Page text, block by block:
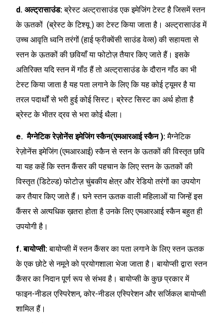
d. अल्ट्रासाउंड:ब्रेस्ट अल्ट्रासाउंड एक इमेजिंग टेस्ट है जिसमें स्तन
के ऊतकों (ब्रेस्ट के टिश्यू ) का टेस्ट किया जाता है। अल्ट्रासाउंड में
उच्च आवृति ध्वनि तरंगों (हाई फ्रीक्वेंसी साउंड वेव्स) की सहायता से
स्तन के ऊतकों की छवियाँ या फोटोज़ तैयार किए जाते हैं। इसके
अतिरिक्त यदि स्तन में गाँठ हैं तो अल्ट्रासाउंड के दौरान गाँठ का भी
टेस्ट किया जाता है यह पता लगाने के लिए कि यह कोई ट्यूमर है या
तरल पदार्थों से भरी हुई कोई सिस्ट। ब्रेस्ट सिस्ट का अर्थ होता है
ब्रेस्ट के भीतर द्रव से भरा कोई थैला।
e. मैग्नेटिक रेज़ोनेंस इमेजिंग स्कैन(एमआरआई स्कैन ):मैग्नेटिक
रेज़ोनेंस इमेजिंग (एमआरआई) स्कैन से स्तन के ऊतकों की विस्तृत छवि
या यह कहें कि स्तन कैंसर की पहचान के लिए स्तन के ऊतकों की
विस्तृत (डिटेल्ड) फोटोज़ चुंबकीय क्षेत्र और रेडियो तरंगों का उपयोग
कर तैयार किए जाते हैं। घने स्तन ऊतक वाली महिलाओं या जिन्हें इस
कैंसर से अत्यधिक ख़तरा होता है उनके लिए एमआरआई स्कैन बहुत ही
उपयोगी है।
f. बायोप्सी:बायोप्सी में स्तन कैंसर का पता लगाने के लिए स्तन ऊतक
के एक छोटे से नमूने को प्रयोगशाला भेजा जाता है। बायोप्सी द्वारा स्तन
कैंसर का निदान पूर्ण रूप से संभव है। बायोप्सी के कुछ प्रकार में
फाइन-नीडल एस्पिरेशन, कोर-नीडल एस्पिरेशन और सर्जिकल बायोप्सी
शामिल हैं।